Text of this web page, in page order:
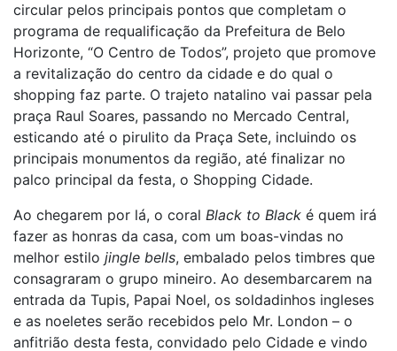
circular pelos principais pontos que completam o
programa de requalificação da Prefeitura de Belo
Horizonte, “O Centro de Todos”, projeto que promove
a revitalização do centro da cidade e do qual o
shopping faz parte. O trajeto natalino vai passar pela
praça Raul Soares, passando no Mercado Central,
esticando até o pirulito da Praça Sete, incluindo os
principais monumentos da região, até finalizar no
palco principal da festa, o Shopping Cidade.
Ao chegarem por lá, o coral Black to Black é quem irá
fazer as honras da casa, com um boas-vindas no
melhor estilo jingle bells, embalado pelos timbres que
consagraram o grupo mineiro. Ao desembarcarem na
entrada da Tupis, Papai Noel, os soldadinhos ingleses
e as noeletes serão recebidos pelo Mr. London – o
anfitrião desta festa, convidado pelo Cidade e vindo